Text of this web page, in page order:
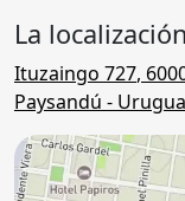
La
Ituzaingo 727,
Paysandú -